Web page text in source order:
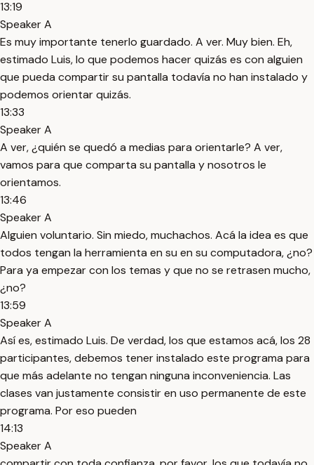
13:19
Speaker A
Es muy importante tenerlo guardado. A ver. Muy bien. Eh,
estimado Luis, lo que podemos hacer quizás es con alguien
que pueda compartir su pantalla todavía no han instalado y
podemos orientar quizás.
13:33
Speaker A
A ver, ¿quién se quedó a medias para orientarle? A ver,
vamos para que comparta su pantalla y nosotros le
orientamos.
13:46
Speaker A
Alguien voluntario. Sin miedo, muchachos. Acá la idea es que
todos tengan la herramienta en su en su computadora, ¿no?
Para ya empezar con los temas y que no se retrasen mucho,
¿no?
13:59
Speaker A
Así es, estimado Luis. De verdad, los que estamos acá, los 28
participantes, debemos tener instalado este programa para
que más adelante no tengan ninguna inconveniencia. Las
clases van justamente consistir en uso permanente de este
programa. Por eso pueden
14:13
Speaker A